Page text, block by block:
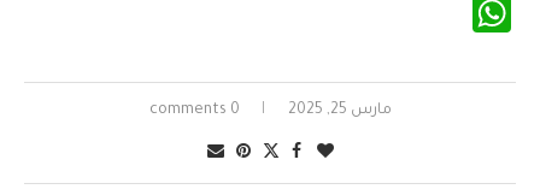
مارس 25, 2025 0 comments